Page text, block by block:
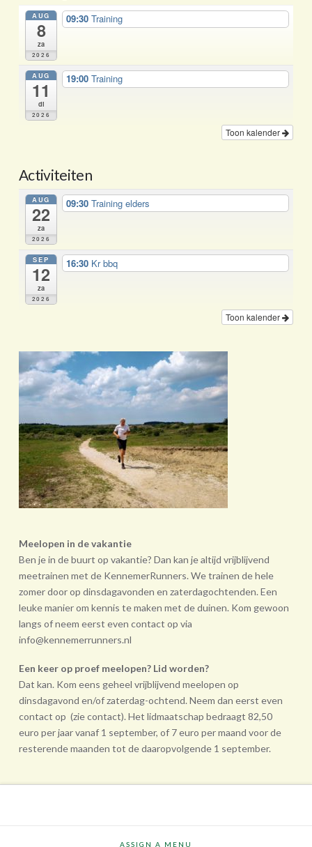
AUG
8
za
2026
09:30Training
AUG
11
di
2026
19:00Training
Toon kalender
Activiteiten
AUG
22
za
2026
09:30Training elders
SEP
12
za
2026
16:30 Kr bbq
Toon kalender
Meelopen in de vakantie
Ben je in de buurt op vakantie? Dan kan je altijd vrijblijvend
meetrainen met de KennemerRunners. We trainen de hele
zomer door op dinsdagavonden en zaterdagochtenden. Een
leuke manier om kennis te maken met de duinen. Kom gewoon
langs of neem eerst even contact op via
info@kennemerrunners.nl
Een keer op proef meelopen? Lid worden?
Dat kan. Kom eens geheel vrij­blijvend meelopen op
dinsdagavond en/of zaterdag-ochtend. Neem dan eerst even
contact op (zie contact). Het lidmaatschap bedraagt 82,50
euro per jaar vanaf 1 september, of 7 euro per maand voor de
resterende maanden tot de daarop­volgende 1 september.
ASSIGN A MENU